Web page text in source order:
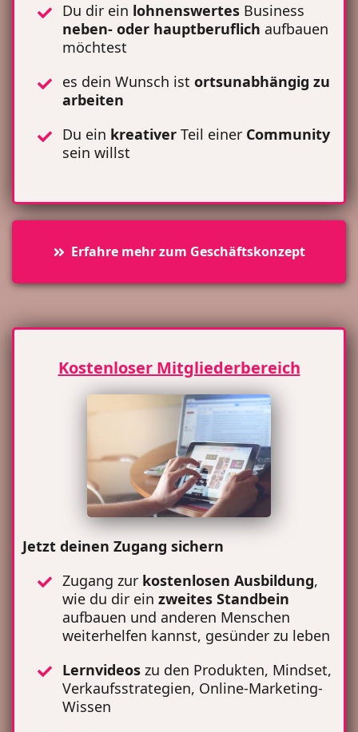
Du dir ein lohnenswertes Business
neben- oder hauptberuflich aufbauen
möchtest
es dein Wunsch ist ortsunabhängig zu
arbeiten
Du ein kreativer Teil einer Community
sein willst
Erfahre mehr zum Geschäftskonzept
Kostenloser Mitgliederbereich
Jetzt deinen Zugang sichern
Zugang zur kostenlosen Ausbildung,
wie du dir ein zweites Standbein
aufbauen und anderen Menschen
weiterhelfen kannst, gesünder zu leben
Lernvideos zu den Produkten, Mindset,
Verkaufsstrategien, Online-Marketing-
Wissen